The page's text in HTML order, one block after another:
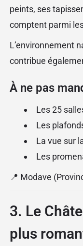
peints, ses
comptent parmi
L’environnement
contribue
À ne pas
Les 25
Les
La vue sur
Les
📍 Modave
3. Le
plus